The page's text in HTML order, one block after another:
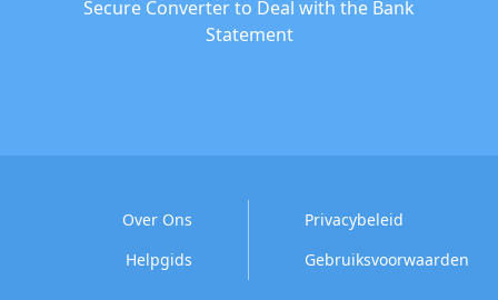
Secure Converter to Deal with the Bank
Statement
Over Ons
Privacybeleid
Helpgids
Gebruiksvoorwaarden